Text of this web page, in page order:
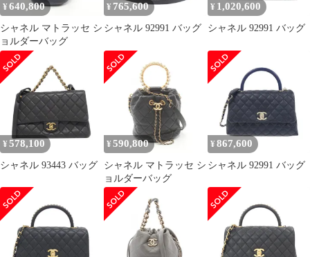
¥ 640,800
シャネル マトラッセ シ
ョルダーバッグ
¥ 765,600
シャネル 92991 バッグ
¥ 1,020,600
シャネル 92991 バッグ
¥ 578,100
シャネル 93443 バッグ
¥ 590,800
シャネル マトラッセ シ
ョルダーバッグ
¥ 867,600
シャネル 92991 バッグ